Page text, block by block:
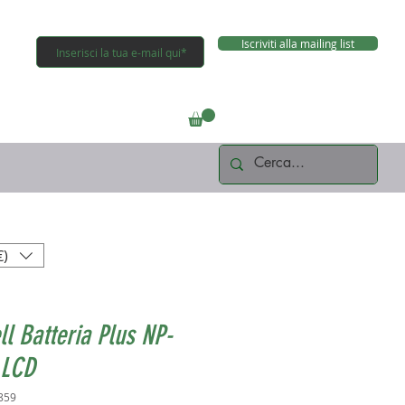
Iscriviti alla mailing list
Batteria Plus NP-